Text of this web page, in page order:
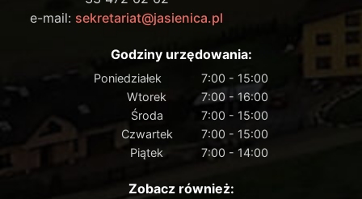
e-mail: sekretariat@jasienica.pl
Godziny urzędowania:
Poniedziałek
7:00 - 15:00
Wtorek
7:00 - 16:00
Środa
7:00 - 15:00
Czwartek
7:00 - 15:00
Piątek
7:00 - 14:00
Zobacz również: